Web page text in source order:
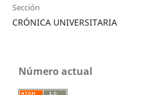
Sección
CRÓNICA UNIVERSITARIA
Número actual